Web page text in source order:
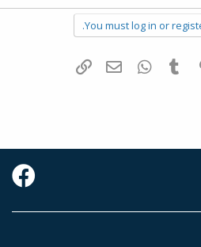
You must log in or
Pinterest
Tumblr
WhatsAppדואר אלקטרוני